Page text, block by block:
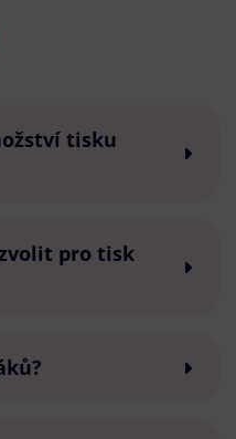
tisku
pro tisk